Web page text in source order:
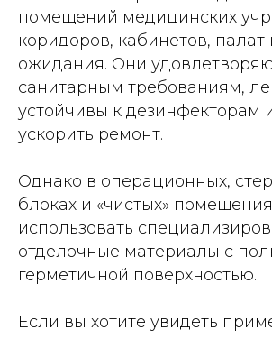
помещений медицинских
коридоров, кабинетов, палат
ожидания. Они
санитарным требованиям,
устойчивы к дезинфекторам
ускорить ремонт.
Однако в операционных,
блоках и «чистых»
использовать
отделочные материалы с
герметичной поверхностью.
Если вы хотите увидеть